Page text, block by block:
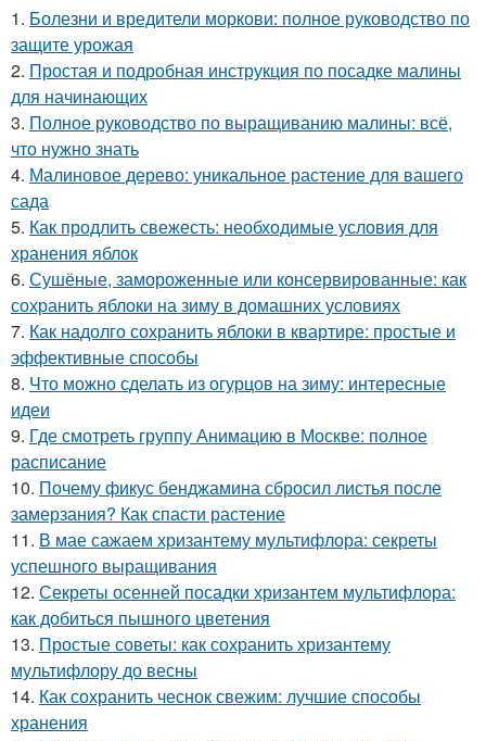
1. Болезни и вредители моркови: полное руководство по
защите урожая
2. Простая и подробная инструкция по посадке малины
для начинающих
3. Полное руководство по выращиванию малины: всё,
что нужно знать
4. Малиновое дерево: уникальное растение для вашего
сада
5. Как продлить свежесть: необходимые условия для
хранения яблок
6. Сушёные, замороженные или консервированные: как
сохранить яблоки на зиму в домашних условиях
7. Как надолго сохранить яблоки в квартире: простые и
эффективные способы
8. Что можно сделать из огурцов на зиму: интересные
идеи
9. Где смотреть группу Анимацию в Москве: полное
расписание
10. Почему фикус бенджамина сбросил листья после
замерзания? Как спасти растение
11. В мае сажаем хризантему мультифлора: секреты
успешного выращивания
12. Секреты осенней посадки хризантем мультифлора:
как добиться пышного цветения
13. Простые советы: как сохранить хризантему
мультифлору до весны
14. Как сохранить чеснок свежим: лучшие способы
хранения